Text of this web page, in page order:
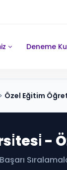
Deneme
> Özel Eğitim
-